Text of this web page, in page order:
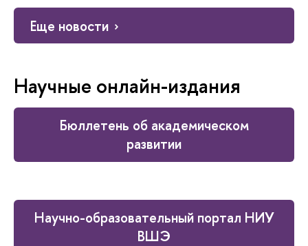
Еще новости
Научные онлайн-издания
Бюллетень об академическом
развитии
Научно-образовательный портал НИУ
ВШЭ